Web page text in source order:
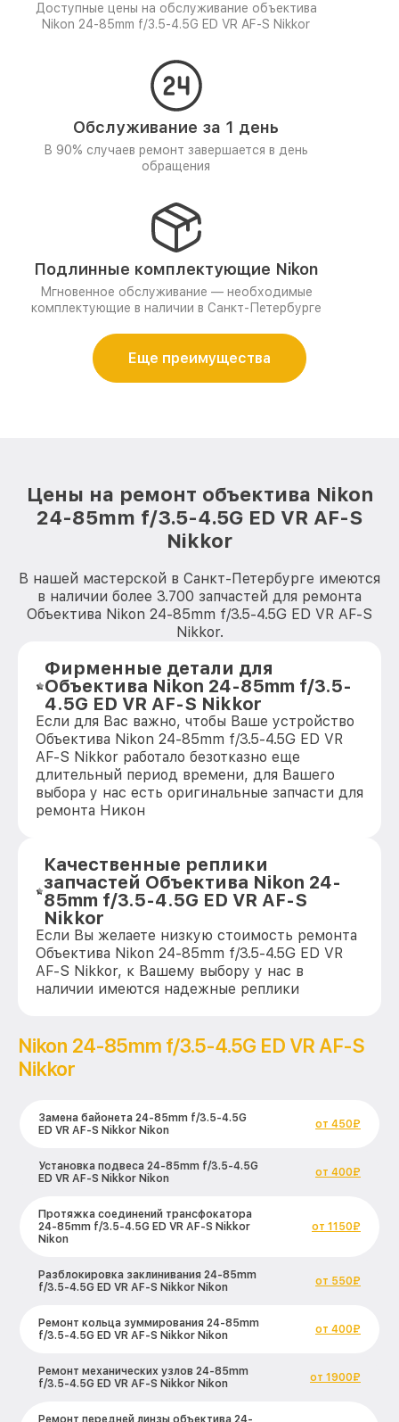
Доступные цены на обслуживание объектива
Nikon 24-85mm f/3.5-4.5G ED VR AF-S Nikkor
Обслуживание за 1 день
В 90% случаев ремонт завершается в день
обращения
Подлинные комплектующие Nikon
Мгновенное обслуживание — необходимые
комплектующие в наличии в Санкт-Петербурге
Еще преимущества
Цены на ремонт объектива Nikon
24-85mm f/3.5-4.5G ED VR AF-S
Nikkor
В нашей мастерской в Санкт-Петербурге имеются
в наличии более 3.700 запчастей для ремонта
Объектива Nikon 24-85mm f/3.5-4.5G ED VR AF-S
Nikkor.
Фирменные детали для
Объектива Nikon 24-85mm f/3.5-
4.5G ED VR AF-S Nikkor
Если для Вас важно, чтобы Ваше устройство
Объектива Nikon 24-85mm f/3.5-4.5G ED VR
AF-S Nikkor работало безотказно еще
длительный период времени, для Вашего
выбора у нас есть оригинальные запчасти для
ремонта Никон
Качественные реплики
запчастей Объектива Nikon 24-
85mm f/3.5-4.5G ED VR AF-S
Nikkor
Если Вы желаете низкую стоимость ремонта
Объектива Nikon 24-85mm f/3.5-4.5G ED VR
AF-S Nikkor, к Вашему выбору у нас в
наличии имеются надежные реплики
Nikon 24-85mm f/3.5-4.5G ED VR AF-S
Nikkor
Замена байонета 24-85mm f/3.5-4.5G
ED VR AF-S Nikkor Nikon
от 450₽
Установка подвеса 24-85mm f/3.5-4.5G
ED VR AF-S Nikkor Nikon
от 400₽
Протяжка соединений трансфокатора
24-85mm f/3.5-4.5G ED VR AF-S Nikkor
Nikon
от 1150₽
Разблокировка заклинивания 24-85mm
f/3.5-4.5G ED VR AF-S Nikkor Nikon
от 550₽
Ремонт кольца зуммирования 24-85mm
f/3.5-4.5G ED VR AF-S Nikkor Nikon
от 400₽
Ремонт механических узлов 24-85mm
f/3.5-4.5G ED VR AF-S Nikkor Nikon
от 1900₽
Ремонт передней линзы объектива 24-